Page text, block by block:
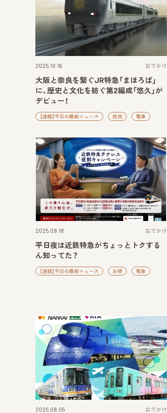
2025.10.16 おでかけ
大阪と奈良を繋ぐJR特急「まほろば」
に、歴史と文化を紡ぐ第2編成「悠久」が
デビュー！
【速報】今日の最新ニュース 奈良 電車
2025.09.18 おでかけ
平日夜は近鉄特急がちょっとトクする
ん知ってた？
【速報】今日の最新ニュース お得 電車
2025.08.05 おでかけ